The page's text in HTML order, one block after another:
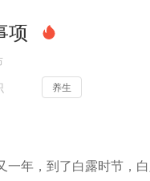
项
养生
一年，到了白露时节，